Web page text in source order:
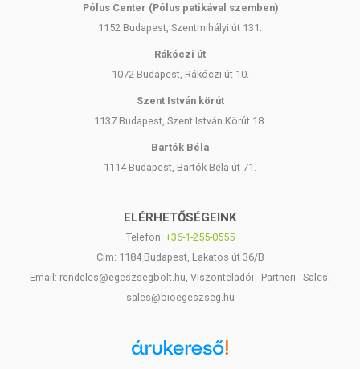
Pólus Center (Pólus patikával szemben)
1152 Budapest, Szentmihályi út 131.
Rákóczi út
1072 Budapest, Rákóczi út 10.
Szent István körút
1137 Budapest, Szent István Körút 18.
Bartók Béla
1114 Budapest, Bartók Béla út 71.
ELÉRHETŐSÉGEINK
Telefon: +36-1-255-0555
Cím: 1184 Budapest, Lakatos út 36/B
Email: rendeles@egeszsegbolt.hu, Viszonteladói - Partneri - Sales:
sales@bioegeszseg.hu